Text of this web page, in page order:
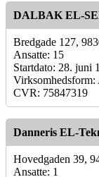
DALBAK EL-
Bredgade 127,
Ansatte: 15
Startdato: 28. juni
Virksomhedsform:
CVR: 75847319
Danneris EL-
Hovedgaden 39,
Ansatte: 1